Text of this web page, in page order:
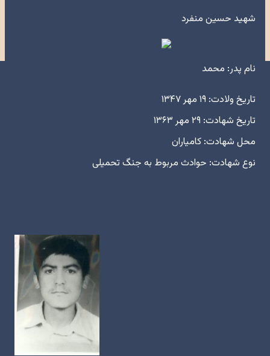
شهید حسین منفرد
نام پدر: محمد
تاریخ ولادت: ۱۹ مهر ۱۳۴۷
تاریخ شهادت: ۲۹ مهر ۱۳۶۳
محل شهادت: کامیاران
نوع شهادت: حوادث مربوط به جنگ تحمیلی